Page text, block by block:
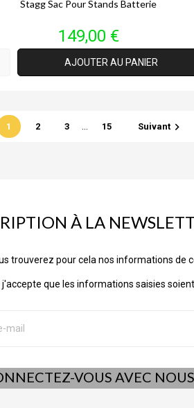
Stagg Sac Pour Stands Batterie
Prix
149,00 €
AJOUTER AU PANIER
1 2 3 15 Suivant
À LA
trouverez pour cela nos informations de
que les informations saisies
VOUS AVEC NOUS